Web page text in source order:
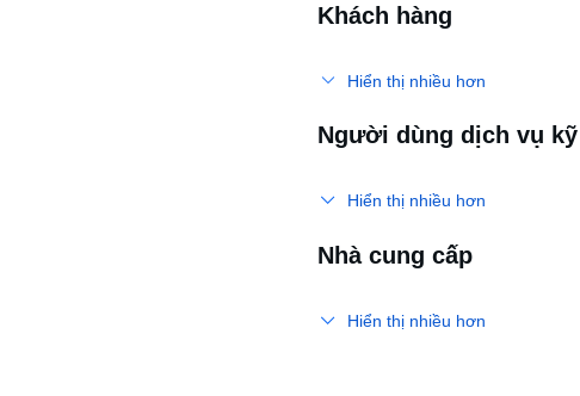
Khách hàng
Hiển thị nhiều hơn
Người dùng dịch vụ
Hiển thị nhiều hơn
Nhà cung cấp
Hiển thị nhiều hơn